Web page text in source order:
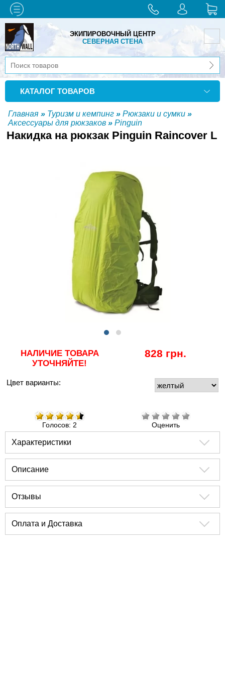
ЭКИПИРОВОЧНЫЙ ЦЕНТР
СЕВЕРНАЯ СТЕНА
КАТАЛОГ ТОВАРОВ
Главная » Туризм и кемпинг » Рюкзаки и сумки »
Аксессуары для рюкзаков » Pinguin
Накидка на рюкзак Pinguin Raincover L
НАЛИЧИЕ ТОВАРА
УТОЧНЯЙТЕ!
828 грн.
Цвет варианты:
Голосов: 2 Оценить
Характеристики
Описание
Отзывы
Оплата и Доставка